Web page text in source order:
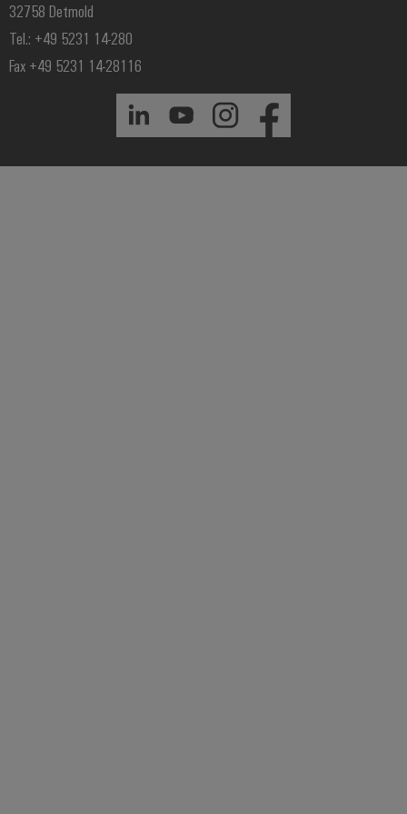
32758 Detmold
Tel.: +49 5231 14-280
Fax +49 5231 14-28116